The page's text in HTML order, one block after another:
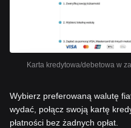
Karta kredytowa/debetowa w
Wybierz preferowaną walutę
wydać, połącz swoją kartę
płatności bez żadnych opłat.